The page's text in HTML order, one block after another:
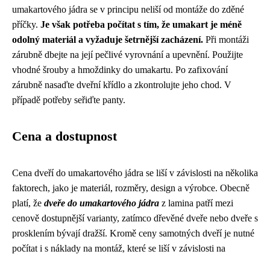
umakartového jádra se v principu neliší od montáže do zděné
příčky. Je však potřeba počítat s tím, že umakart je méně
odolný materiál a vyžaduje šetrnější zacházení. Při montáži
zárubně dbejte na její pečlivé vyrovnání a upevnění. Použijte
vhodné šrouby a hmoždinky do umakartu. Po zafixování
zárubně nasaďte dveřní křídlo a zkontrolujte jeho chod. V
případě potřeby seřiďte panty.
Cena a dostupnost
Cena dveří do umakartového jádra se liší v závislosti na několika
faktorech, jako je materiál, rozměry, design a výrobce. Obecně
platí, že dveře do umakartového jádra z lamina patří mezi
cenově dostupnější varianty, zatímco dřevěné dveře nebo dveře s
prosklením bývají dražší. Kromě ceny samotných dveří je nutné
počítat i s náklady na montáž, které se liší v závislosti na